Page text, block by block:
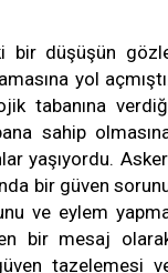
bir düşüşün
yol açmıştı.
tabanına
sahip
yaşıyordu.
bir güven
ve eylem
bir mesaj
tazelemesi